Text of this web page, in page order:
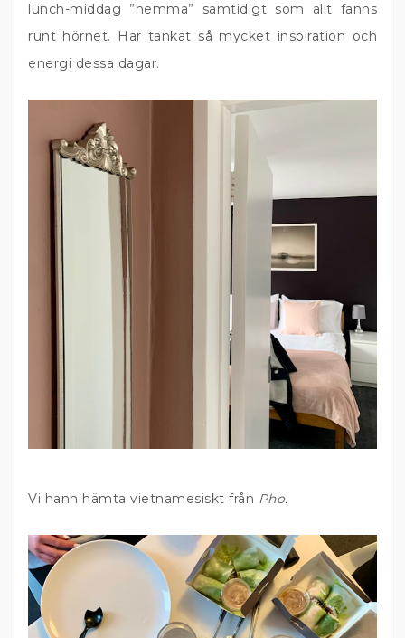
lunch-middag ”hemma” samtidigt som allt fanns
runt hörnet. Har tankat så mycket inspiration och
energi dessa dagar.
Vi hann hämta vietnamesiskt från Pho.